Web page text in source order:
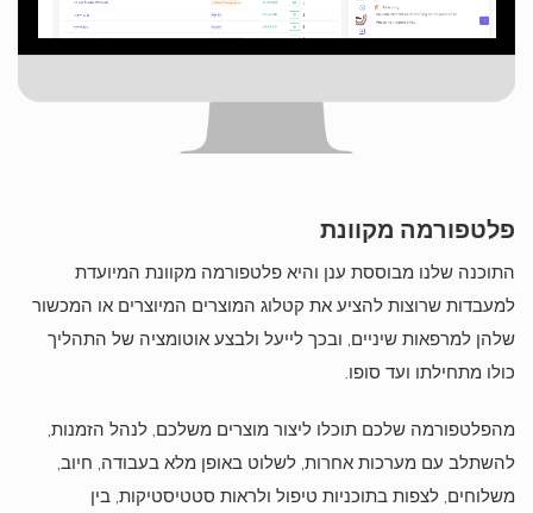
פלטפורמה מקוונת
התוכנה שלנו מבוססת ענן והיא פלטפורמה מקוונת המיועדת
למעבדות שרוצות להציע את קטלוג המוצרים המיוצרים או המכשור
שלהן למרפאות שיניים, ובכך לייעל ולבצע אוטומציה של התהליך
כולו מתחילתו ועד סופו.
מהפלטפורמה שלכם תוכלו ליצור מוצרים משלכם, לנהל הזמנות,
להשתלב עם מערכות אחרות, לשלוט באופן מלא בעבודה, חיוב,
משלוחים, לצפות בתוכניות טיפול ולראות סטטיסטיקות, בין